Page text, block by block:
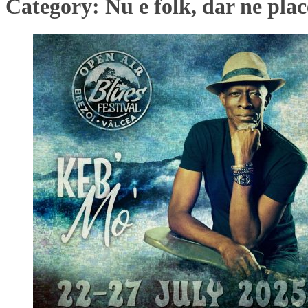
Category: Nu e folk, dar ne